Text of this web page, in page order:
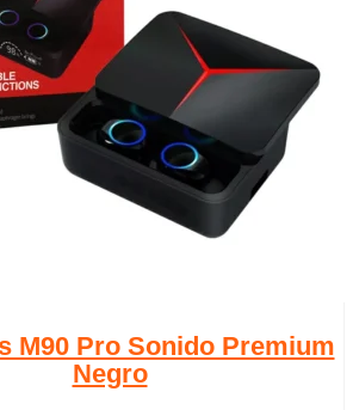
M90 Pro Sonido Premium
Negro